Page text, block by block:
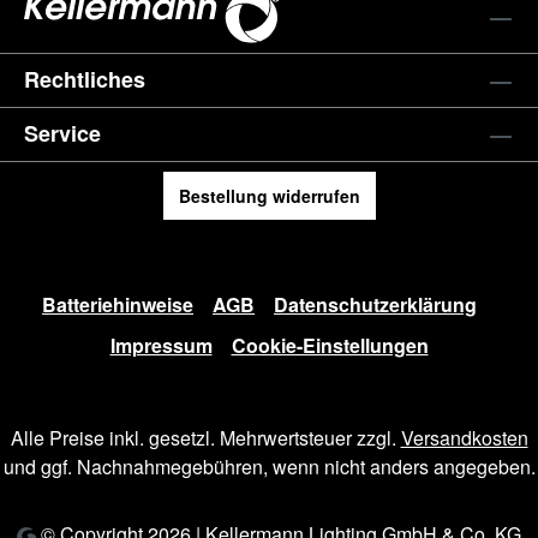
Rechtliches
Service
Bestellung widerrufen
Batteriehinweise AGB
Datenschutzerklärung
Impressum
Cookie-Einstellungen
Alle Preise inkl. gesetzl. Mehrwertsteuer zzgl. Versandkosten
und ggf. Nachnahmegebühren, wenn nicht anders angegeben.